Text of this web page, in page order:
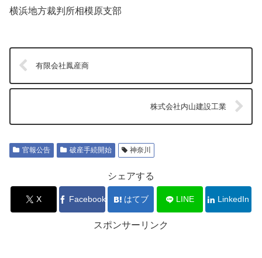
横浜地方裁判所相模原支部
有限会社鳳産商
株式会社内山建設工業
官報公告 破産手続開始 神奈川
シェアする
X Facebook はてブ LINE LinkedIn
スポンサーリンク